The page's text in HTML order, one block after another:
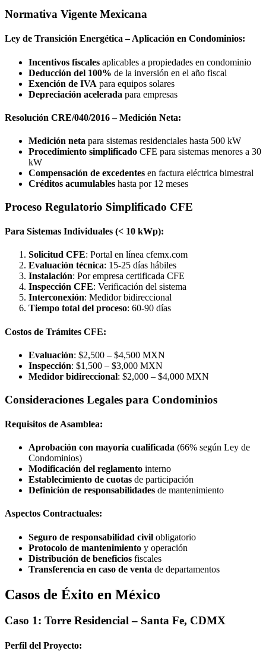
Normativa Vigente Mexicana
Ley de Transición Energética – Aplicación en Condominios:
Incentivos fiscales aplicables a propiedades en condominio
Deducción del 100% de la inversión en el año fiscal
Exención de IVA para equipos solares
Depreciación acelerada para empresas
Resolución CRE/040/2016 – Medición Neta:
Medición neta para sistemas residenciales hasta 500 kW
Procedimiento simplificado CFE para sistemas menores a 30
kW
Compensación de excedentes en factura eléctrica bimestral
Créditos acumulables hasta por 12 meses
Proceso Regulatorio Simplificado CFE
Para Sistemas Individuales (< 10 kWp):
Solicitud CFE: Portal en línea cfemx.com
Evaluación técnica: 15-25 días hábiles
Instalación: Por empresa certificada CFE
Inspección CFE: Verificación del sistema
Interconexión: Medidor bidireccional
Tiempo total del proceso: 60-90 días
Costos de Trámites CFE:
Evaluación: $2,500 – $4,500 MXN
Inspección: $1,500 – $3,000 MXN
Medidor bidireccional: $2,000 – $4,000 MXN
Consideraciones Legales para Condominios
Requisitos de Asamblea:
Aprobación con mayoría cualificada (66% según Ley de
Condominios)
Modificación del reglamento interno
Establecimiento de cuotas de participación
Definición de responsabilidades de mantenimiento
Aspectos Contractuales:
Seguro de responsabilidad civil obligatorio
Protocolo de mantenimiento y operación
Distribución de beneficios fiscales
Transferencia en caso de venta de departamentos
Casos de Éxito en México
Caso 1: Torre Residencial – Santa Fe, CDMX
Perfil del Proyecto: